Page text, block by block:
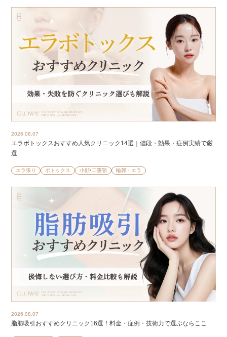
2026.08.07
エラボトックスおすすめ人気クリニック14選｜値段・効果・症例実績で厳
選
エラ張り ボトックス 小顔•二重顎 輪郭・エラ
2026.08.07
脂肪吸引おすすめクリニック16選！料金・症例・技術力で選ぶならここ